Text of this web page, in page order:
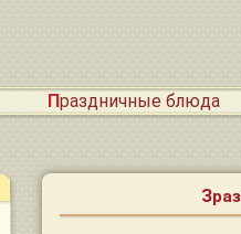
Праздничные блюда